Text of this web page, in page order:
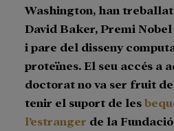
Washington, han
David Baker, Premi
i pare del disseny
proteïnes. El seu accés a
doctorat no va ser fruit de
tenir el suport de les
l’estranger de la